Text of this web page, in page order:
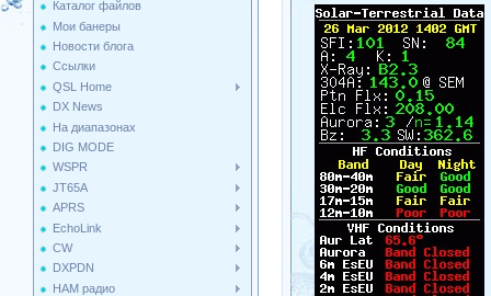
Каталог файлов
Мои банеры
Новости блога
Ссылки
QSL Home
DX News
На диапазонах
DIG MODE
WSPR
JT65A
APRS
EchoLink
CW
DXPDN
HAM радио